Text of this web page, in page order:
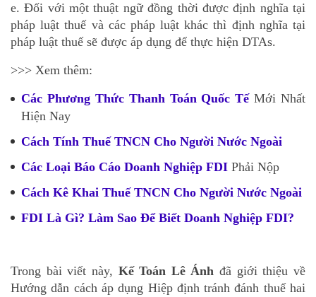
e. Đối với một thuật ngữ đồng thời được định nghĩa tại
pháp luật thuế và các pháp luật khác thì định nghĩa tại
pháp luật thuế sẽ được áp dụng để thực hiện DTAs.
>>> Xem thêm:
Các Phương Thức Thanh Toán Quốc TếMới Nhất
Hiện Nay
Cách Tính Thuế TNCN Cho Người Nước Ngoài
Các Loại Báo Cáo Doanh Nghiệp FDI Phải Nộp
Cách Kê Khai Thuế TNCN Cho Người Nước Ngoài
FDI Là Gì? Làm Sao Để Biết Doanh Nghiệp FDI?
Trong bài viết này, Kế Toán Lê Ánh đã giới thiệu về
Hướng dẫn cách áp dụng Hiệp định tránh đánh thuế hai